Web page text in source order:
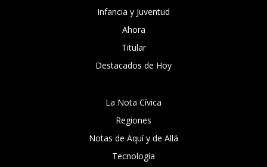
Infancia y Juventud
Ahora
Titular
Destacados de Hoy
La Nota Cívica
Regiones
Notas de Aquí y de Allá
Tecnología